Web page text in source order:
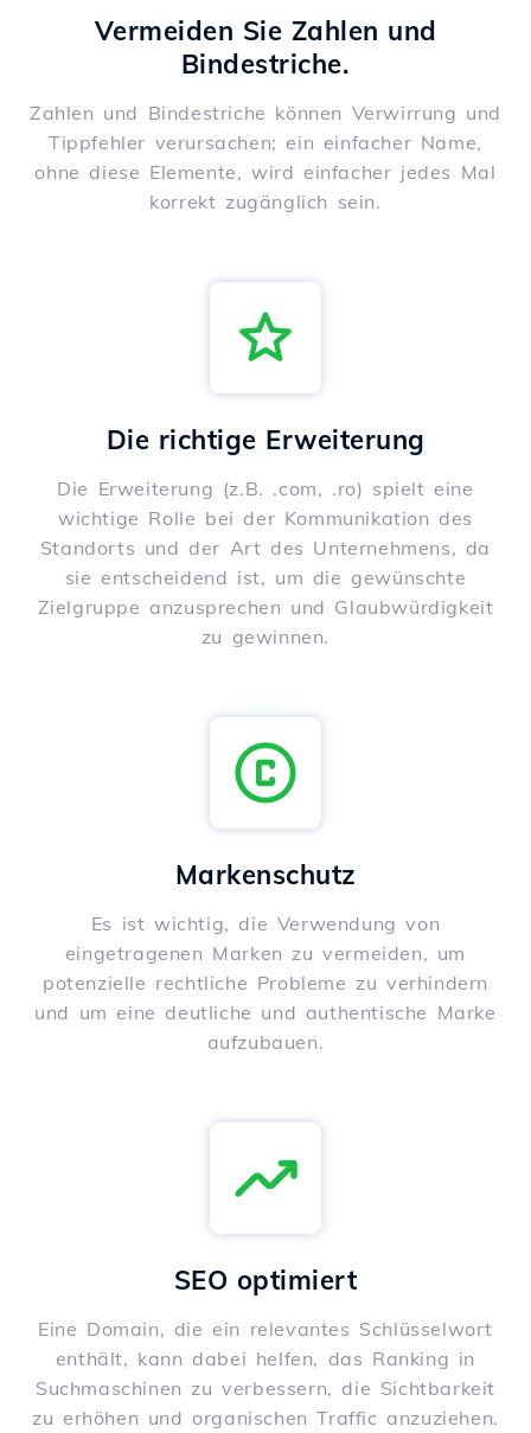
Vermeiden Sie Zahlen und
Bindestriche.
Zahlen und Bindestriche können Verwirrung und
Tippfehler verursachen; ein einfacher Name,
ohne diese Elemente, wird einfacher jedes Mal
korrekt zugänglich sein.
Die richtige Erweiterung
Die Erweiterung (z.B. .com, .ro) spielt eine
wichtige Rolle bei der Kommunikation des
Standorts und der Art des Unternehmens, da
sie entscheidend ist, um die gewünschte
Zielgruppe anzusprechen und Glaubwürdigkeit
zu gewinnen.
Markenschutz
Es ist wichtig, die Verwendung von
eingetragenen Marken zu vermeiden, um
potenzielle rechtliche Probleme zu verhindern
und um eine deutliche und authentische Marke
aufzubauen.
SEO optimiert
Eine Domain, die ein relevantes Schlüsselwort
enthält, kann dabei helfen, das Ranking in
Suchmaschinen zu verbessern, die Sichtbarkeit
zu erhöhen und organischen Traffic anzuziehen.